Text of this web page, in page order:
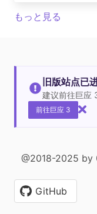
もっと見る
旧版站点已
建议前往巨应
前往巨应 3
@2018-2025 by
GitHub